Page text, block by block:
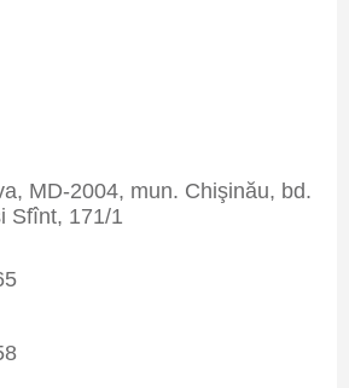
MD-2004, mun. Chişinău, bd.
Sfînt, 171/1